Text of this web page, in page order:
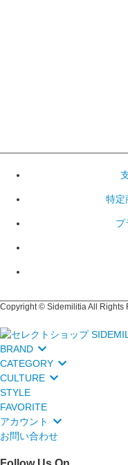
特定
プ
Copyright © Sidemilitia All Rights
BRAND
CATEGORY
CULTURE
STYLE
FAVORITE
アカウント
お問い合わせ